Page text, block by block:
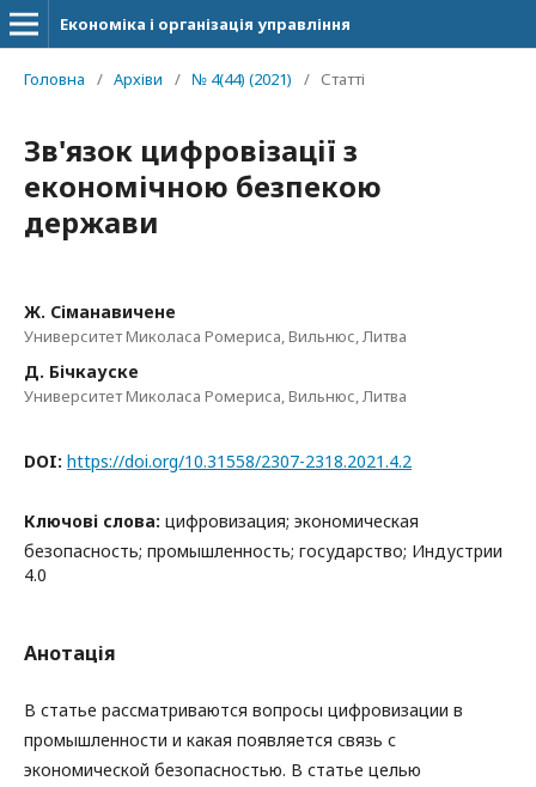
Економіка і організація управління
Головна / Архіви / № 4(44) (2021) / Статті
Зв'язок цифровізації з
економічною безпекою
держави
Ж. Сіманавичене
Университет Миколаса Ромериса, Вильнюс, Литва
Д. Бічкауске
Университет Миколаса Ромериса, Вильнюс, Литва
DOI: https://doi.org/10.31558/2307-2318.2021.4.2
Ключові слова: цифровизация; экономическая
безопасность; промышленность; государство; Индустрии
4.0
Анотація
В статье рассматриваются вопросы цифровизации в
промышленности и какая появляется связь с
экономической безопасностью. В статье целью